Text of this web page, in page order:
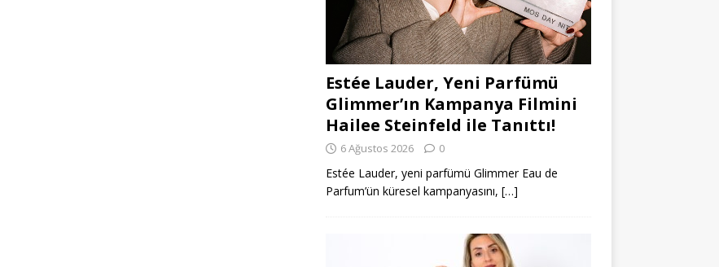
Estée Lauder, Yeni Parfümü
Glimmer’ın Kampanya Filmini
Hailee Steinfeld ile Tanıttı!
6 Ağustos 2026 0
Estée Lauder, yeni parfümü Glimmer Eau de
Parfum’ün küresel kampanyasını, […]